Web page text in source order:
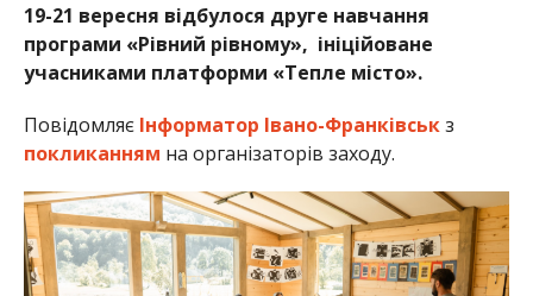
19-21 вересня відбулося друге навчання
програми «Рівний рівному», ініційоване
учасниками платформи «Тепле місто».
Повідомляє Інформатор Івано-Франківськз
покликанням на організаторів заходу.